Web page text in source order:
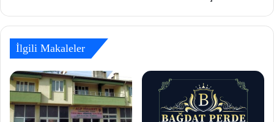
İlgili Makaleler